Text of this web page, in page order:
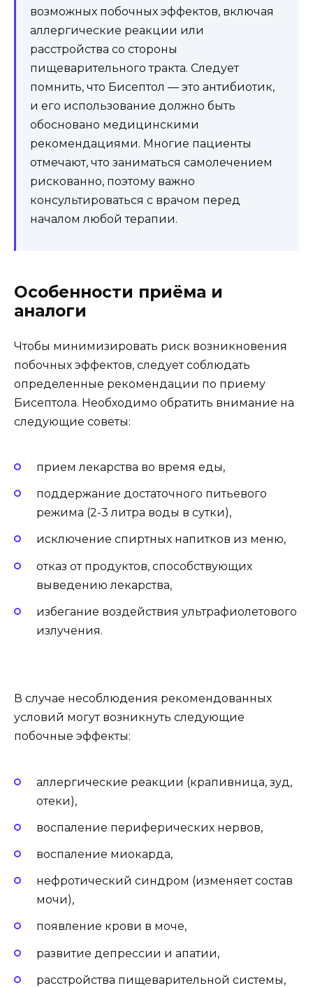
возможных побочных эффектов, включая
аллергические реакции или
расстройства со стороны
пищеварительного тракта. Следует
помнить, что Бисептол — это антибиотик,
и его использование должно быть
обосновано медицинскими
рекомендациями. Многие пациенты
отмечают, что заниматься самолечением
рискованно, поэтому важно
консультироваться с врачом перед
началом любой терапии.
Особенности приёма и
аналоги
Чтобы минимизировать риск возникновения
побочных эффектов, следует соблюдать
определенные рекомендации по приему
Бисептола. Необходимо обратить внимание на
следующие советы:
прием лекарства во время еды,
поддержание достаточного питьевого
режима (2-3 литра воды в сутки),
исключение спиртных напитков из меню,
отказ от продуктов, способствующих
выведению лекарства,
избегание воздействия ультрафиолетового
излучения.
В случае несоблюдения рекомендованных
условий могут возникнуть следующие
побочные эффекты:
аллергические реакции (крапивница, зуд,
отеки),
воспаление периферических нервов,
воспаление миокарда,
нефротический синдром (изменяет состав
мочи),
появление крови в моче,
развитие депрессии и апатии,
расстройства пищеварительной системы,